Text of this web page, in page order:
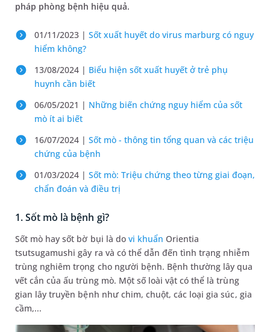
pháp phòng bệnh hiệu quả.
01/11/2023 | Sốt xuất huyết do virus marburg có nguy
hiểm không?
13/08/2024 | Biểu hiện sốt xuất huyết ở trẻ phụ
huynh cần biết
06/05/2021 | Những biến chứng nguy hiểm của sốt
mò ít ai biết
16/07/2024 | Sốt mò - thông tin tổng quan và các triệu
chứng của bệnh
01/03/2024 | Sốt mò: Triệu chứng theo từng giai đoạn,
chẩn đoán và điều trị
1. Sốt mò là bệnh gì?
Sốt mò hay sốt bờ bụi là do vi khuẩn Orientia
tsutsugamushi gây ra và có thể dẫn đến tình trạng nhiễm
trùng nghiêm trọng cho người bệnh. Bệnh thường lây qua
vết cắn của ấu trùng mò. Một số loài vật có thể là trùng
gian lây truyền bệnh như chim, chuột, các loại gia súc, gia
cầm,...